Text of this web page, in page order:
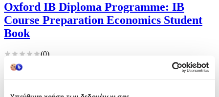
Oxford IB Diploma Programme: IB
Course Preparation Economics Student
Book
(0)
ISBN: 9781382004909, Συγγραφέας: Marily Apostolakou
Παράδοση 4-9 ημέρες